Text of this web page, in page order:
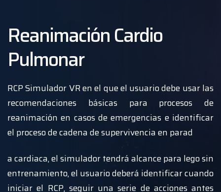
Reanimación Cardio
Pulmonar
RCP Simulador VR en el que el usuario debe usar las
recomendaciones básicas para procesos de
reanimación en casos de emergencias e identificar
el proceso de cadena de supervivencia en parad
a cardiaca, el simulador tendrá alcance para lego sin
entrenamiento, el usuario deberá identificar cuando
iniciar el RCP, seguir una serie de acciones antes